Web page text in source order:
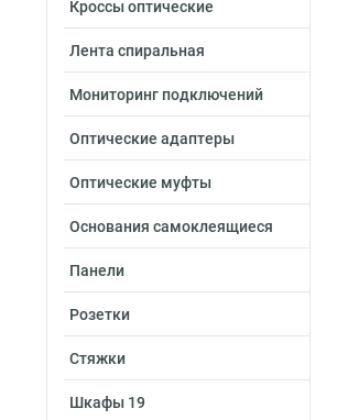
Кроссы оптические
Лента спиральная
Мониторинг подключений
Оптические адаптеры
Оптические муфты
Основания самоклеящиеся
Панели
Розетки
Стяжки
Шкафы 19